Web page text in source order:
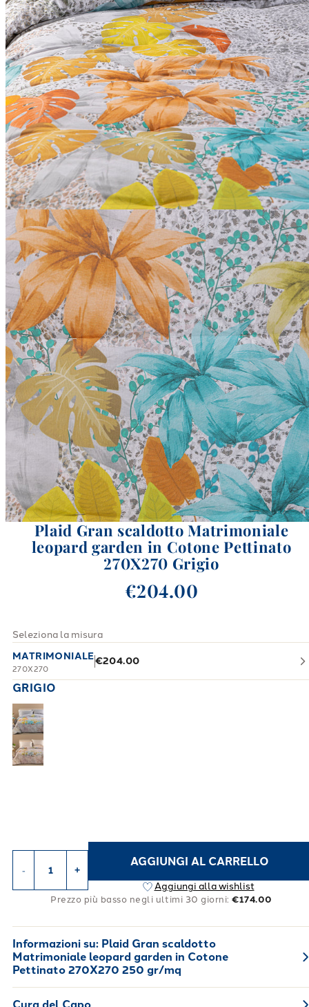
Plaid Gran scaldotto Matrimoniale
leopard garden in Cotone Pettinato
270X270 Grigio
€204.00
Seleziona la misura
MATRIMONIALE
270X270
€204.00
GRIGIO
- +
AGGIUNGI AL CARRELLO
Aggiungi alla wishlist
Prezzo più basso negli ultimi 30 giorni: €174.00
Informazioni su: Plaid Gran scaldotto
Matrimoniale leopard garden in Cotone
Pettinato 270X270 250 gr/mq